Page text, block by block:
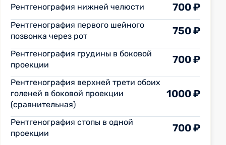
Рентгенография нижней челюсти 700 ₽
Рентгенография первого шейного
позвонка через рот
750 ₽
Рентгенография грудины в боковой
проекции
700 ₽
Рентгенография верхней трети обоих
голеней в боковой проекции
(сравнительная)
1000 ₽
Рентгенография стопы в одной
проекции
700 ₽